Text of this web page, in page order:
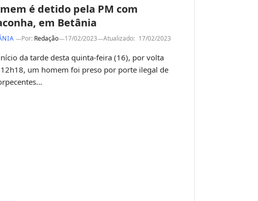
é detido pela PM com
em Betânia
Por: Redação 17/02/2023 Atualizado: 17/02/2023
da tarde desta quinta-feira (16), por volta
um homem foi preso por porte ilegal de